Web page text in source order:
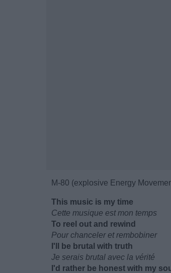
M-80 (explosive Energy
This music is my time
Cette musique est mon temps
To reel out and rewind
Pour chanceler et rembobiner
I'll be brutal with truth
Je serais brutal avec la vérité
I'd rather be honest with my